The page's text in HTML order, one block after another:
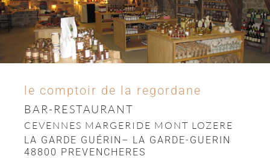
le comptoir de la regordane
BAR-RESTAURANT
CEVENNES MARGERIDE MONT LOZERE
LA GARDE GUÉRIN– LA GARDE-GUERIN
48800 PREVENCHERES